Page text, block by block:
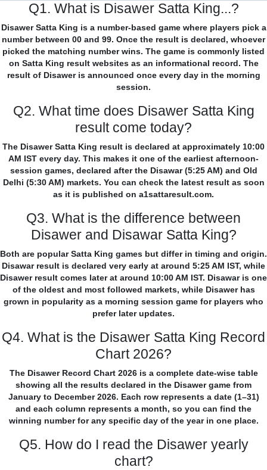
Q1. What is Disawer Satta King...?
Disawer Satta King is a number-based game where players pick a
number between 00 and 99. Once the result is declared, whoever
picked the matching number wins. The game is commonly listed
on Satta King result websites as an informational record. The
result of Disawer is announced once every day in the morning
session.
Q2. What time does Disawer Satta King
result come today?
The Disawer Satta King result is declared at approximately 10:00
AM IST every day. This makes it one of the earliest afternoon-
session games, declared after the Disawar (5:25 AM) and Old
Delhi (5:30 AM) markets. You can check the latest result as soon
as it is published on a1sattaresult.com.
Q3. What is the difference between
Disawer and Disawar Satta King?
Both are popular Satta King games but differ in timing and origin.
Disawar result is declared very early at around 5:25 AM IST, while
Disawer result comes later at around 10:00 AM IST. Disawar is one
of the oldest and most followed markets, while Disawer has
grown in popularity as a morning session game for players who
prefer later updates.
Q4. What is the Disawer Satta King Record
Chart 2026?
The Disawer Record Chart 2026 is a complete date-wise table
showing all the results declared in the Disawer game from
January to December 2026. Each row represents a date (1–31)
and each column represents a month, so you can find the
winning number for any specific day of the year in one place.
Q5. How do I read the Disawer yearly
chart?